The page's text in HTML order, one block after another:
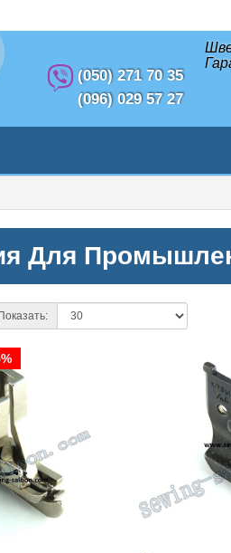
(050) 271 70 35
(096) 029 57 27
Для
Показать: